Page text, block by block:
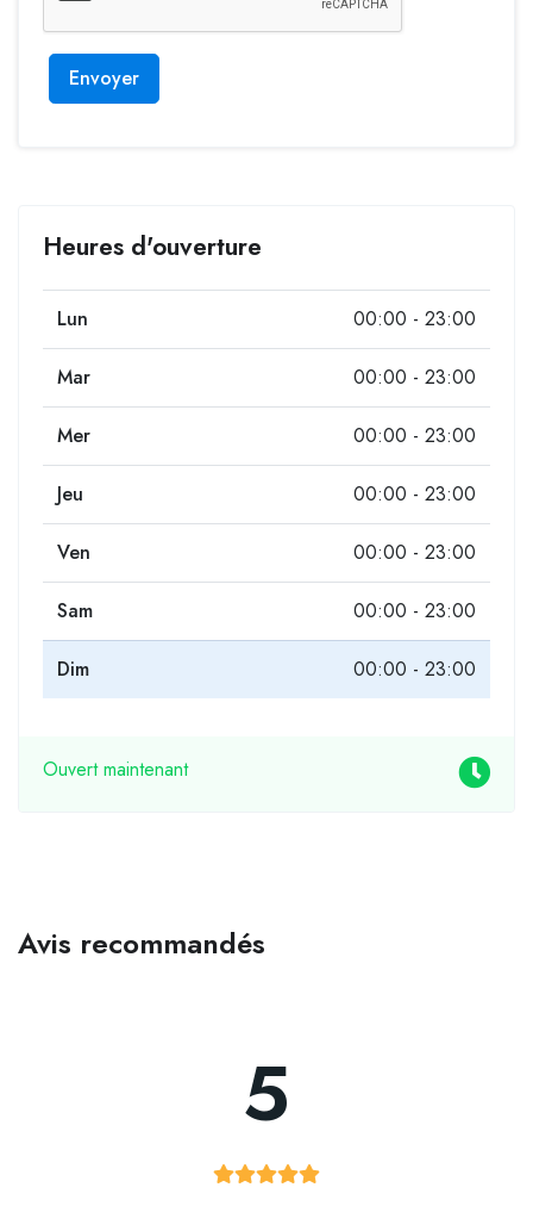
Envoyer
Heures d'ouverture
Lun 00:00 - 23:00
Mar 00:00 - 23:00
Mer 00:00 - 23:00
Jeu 00:00 - 23:00
Ven 00:00 - 23:00
Sam 00:00 - 23:00
Dim 00:00 - 23:00
Ouvert maintenant
Avis recommandés
5